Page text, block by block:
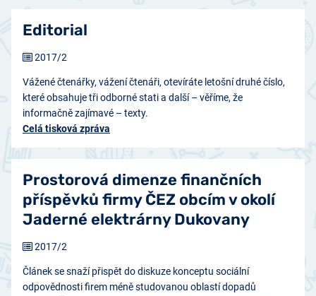
Editorial
Vážené čtenářky, vážení čtenáři, otevíráte letošní druhé číslo,
které obsahuje tři odborné stati a další – věříme, že
informačně zajímavé – texty.
Celá tisková zpráva
2017/2
Prostorová dimenze finančních
příspěvků firmy ČEZ obcím v okolí
Jaderné elektrárny Dukovany
Článek se snaží přispět do diskuze konceptu sociální
odpovědnosti firem méně studovanou oblastí dopadů
2017/2